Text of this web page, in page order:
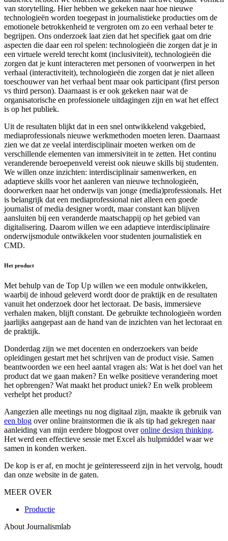
van storytelling. Hier hebben we gekeken naar hoe nieuwe
technologieën worden toegepast in journalistieke producties om de
emotionele betrokkenheid te vergroten om zo een verhaal beter te
begrijpen. Ons onderzoek laat zien dat het specifiek gaat om drie
aspecten die daar een rol spelen: technologieën die zorgen dat je in
een virtuele wereld terecht komt (inclusiviteit), technologieën die
zorgen dat je kunt interacteren met personen of voorwerpen in het
verhaal (interactiviteit), technologieën die zorgen dat je niet alleen
toeschouwer van het verhaal bent maar ook participant (first person
vs third person). Daarnaast is er ook gekeken naar wat de
organisatorische en professionele uitdagingen zijn en wat het effect
is op het publiek.
Uit de resultaten blijkt dat in een snel ontwikkelend vakgebied,
mediaprofessionals nieuwe werkmethoden moeten leren. Daarnaast
zien we dat ze veelal interdisciplinair moeten werken om de
verschillende elementen van immersiviteit in te zetten. Het continu
veranderende beroepenveld vereist ook nieuwe skills bij studenten.
We willen onze inzichten: interdisciplinair samenwerken, en
adaptieve skills voor het aanleren van nieuwe technologieën,
doorwerken naar het onderwijs van jonge (media)professionals. Het
is belangrijk dat een mediaprofessional niet alleen een goede
journalist of media designer wordt, maar constant kan blijven
aansluiten bij een veranderde maatschappij op het gebied van
digitalisering. Daarom willen we een adaptieve interdisciplinaire
onderwijsmodule ontwikkelen voor studenten journalistiek en
CMD.
Het product
Met behulp van de Top Up willen we een module ontwikkelen,
waarbij de inhoud geleverd wordt door de praktijk en de resultaten
vanuit het onderzoek door het lectoraat. De basis, immersieve
verhalen maken, blijft constant. De gebruikte technologieën worden
jaarlijks aangepast aan de hand van de inzichten van het lectoraat en
de praktijk.
Donderdag zijn we met docenten en onderzoekers van beide
opleidingen gestart met het schrijven van de product visie. Samen
beantwoorden we een heel aantal vragen als: Wat is het doel van het
product dat we gaan maken? En welke positieve verandering moet
het opbrengen? Wat maakt het product uniek? En welk probleem
verhelpt het product?
Aangezien alle meetings nu nog digitaal zijn, maakte ik gebruik van
een blog over online brainstormen die ik als tip had gekregen naar
aanleiding van mijn eerdere blogpost overonline design thinking.
Het werd een effectieve sessie met Excel als hulpmiddel waar we
samen in konden werken.
De kop is er af, en mocht je geïnteresseerd zijn in het vervolg, houdt
dan onze website in de gaten.
MEER OVER
Productie
About Journalismlab